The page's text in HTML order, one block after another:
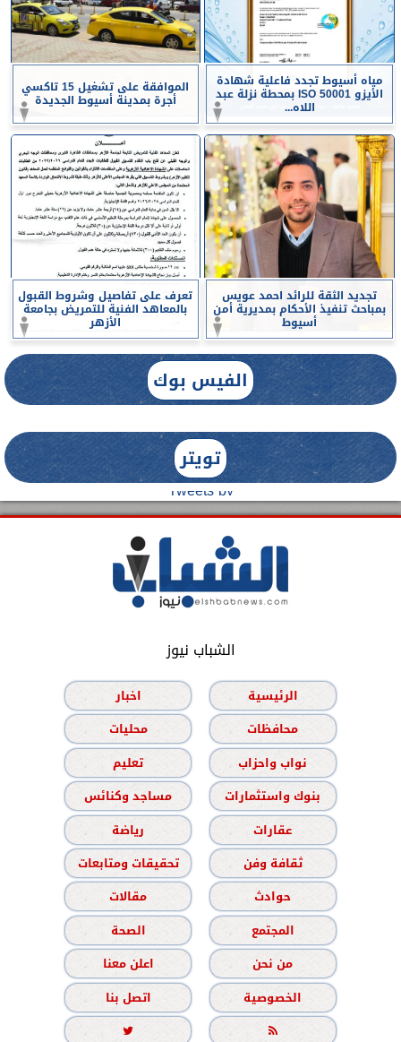
مياه أسيوط تجدد فاعلية شهادة
الأيزو ISO 50001 بمحطة نزلة عبد
اللاه...
الموافقة على تشغيل 15 تاكسي
أجرة بمدينة أسيوط الجديدة
تجديد الثقة للرائد احمد عويس
بمباحث تنفيذ الأحكام بمديرية أمن
أسيوط
تعرف على تفاصيل وشروط القبول
بالمعاهد الفنية للتمريض بجامعة
الأزهر
الفيس بوك
تويتر
Tweets by
الشباب نيوز
الرئيسية
اخبار
محافظات
محليات
نواب واحزاب
تعليم
بنوك واستثمارات
مساجد وكنائس
عقارات
رياضة
ثقافة وفن
تحقيقات ومتابعات
حوادث
مقالات
المجتمع
الصحة
من نحن
اعلن معنا
الخصوصية
اتصل بنا

